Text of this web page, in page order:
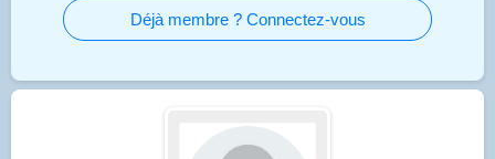
Déjà membre ? Connectez-vous